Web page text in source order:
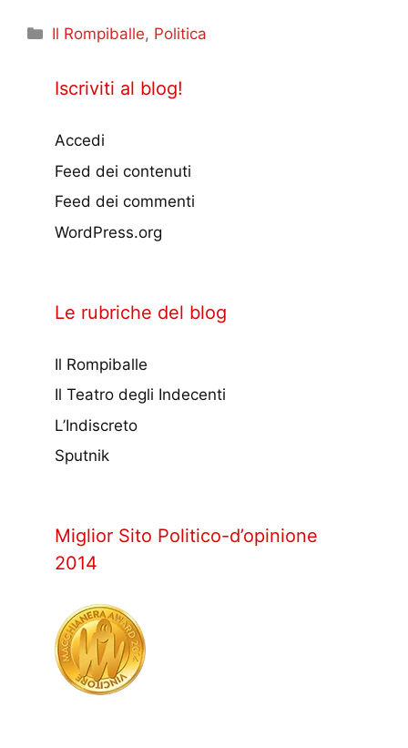
Categorie
Il Rompiballe, Politica
Iscriviti al blog!
Accedi
Feed dei contenuti
Feed dei commenti
WordPress.org
Le rubriche del blog
Il Rompiballe
Il Teatro degli Indecenti
L’Indiscreto
Sputnik
Miglior Sito Politico-d’opinione
2014